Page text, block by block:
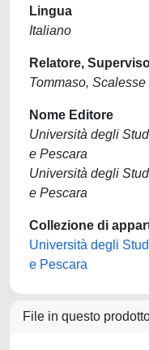
Lingua
Italiano
Relatore,
Tommaso, Scalesse
Nome Editore
Università degli
e Pescara
Università degli
e Pescara
Collezione di
Università degli
e Pescara
File in questo